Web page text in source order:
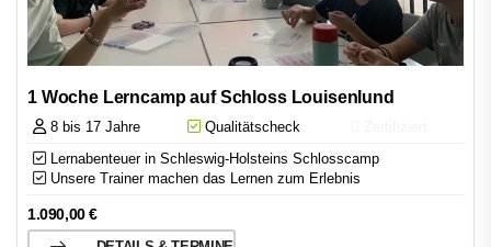
1 Woche Lerncamp auf Schloss Louisenlund
8 bis 17 Jahre Qualitätscheck
Lernabenteuer in Schleswig-Holsteins Schlosscamp
Unsere Trainer machen das Lernen zum Erlebnis
1.090,00€